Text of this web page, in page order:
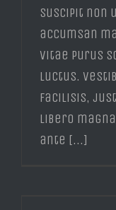
suscipit non
accumsan
vitae purus
luctus.
facilisis,
libero
ante [...]